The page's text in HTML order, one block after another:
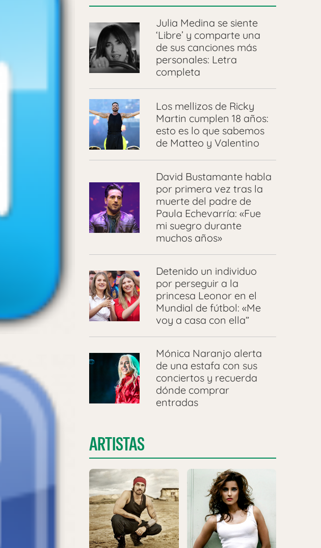
Julia Medina se siente
‘Libre’ y comparte una
de sus canciones más
personales: Letra
completa
Los mellizos de Ricky
Martin cumplen 18 años:
esto es lo que sabemos
de Matteo y Valentino
David Bustamante habla
por primera vez tras la
muerte del padre de
Paula Echevarría: «Fue
mi suegro durante
muchos años»
Detenido un individuo
por perseguir a la
princesa Leonor en el
Mundial de fútbol: «Me
voy a casa con ella”
Mónica Naranjo alerta
de una estafa con sus
conciertos y recuerda
dónde comprar
entradas
ARTISTAS